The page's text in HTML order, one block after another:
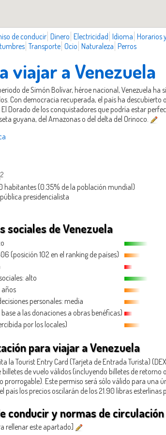
de conducir Dinero Electricidad Idioma Horarios
Transporte Ocio Naturaleza Perros
viajar a Venezuela
de Simón Bolívar, héroe nacional, Venezuela
Con democracia recuperada, el país ha
Dorado de los conquistadores que podría estar
guyana, del Amazonas o del delta del Orinoco.
2
habitantes (0.35% de la población mundial)
presidencialista
sociales de Venezuela
(posición 102 en el ranking de países)
alto
años
personales: media
base a las donaciones a obras benéficas)
por los locales)
para viajar a Venezuela
la Tourist Entry Card (Tarjeta de Entrada Turista)
de vuelo válidos (incluyendo billetes de
prorrogable). Este permiso será sólo válido para una
país los precios oscilarán de los 21.90 libras
conducir y normas de
rellenar este apartado]